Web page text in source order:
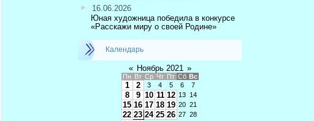
16.06.2026
Юная художница победила в конкурсе
«Расскажи миру о своей Родине»
Календарь
« Ноябрь 2021 »
Пн Вт Ср Чт Пт Сб Вс
1 2 3 4 5 6 7
8 9 10 11 12 13 14
15 16 17 18 19 20 21
22 23 24 25 26 27 28